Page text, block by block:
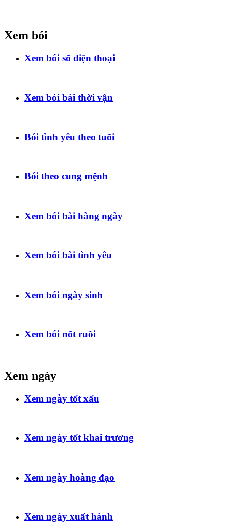
Xem bói
Xem bói số điện thoại
Xem bói bài thời vận
Bói tình yêu theo tuổi
Bói theo cung mệnh
Xem bói bài hàng ngày
Xem bói bài tình yêu
Xem bói ngày sinh
Xem bói nốt ruồi
Xem ngày
Xem ngày tốt xấu
Xem ngày tốt khai trương
Xem ngày hoàng đạo
Xem ngày xuất hành